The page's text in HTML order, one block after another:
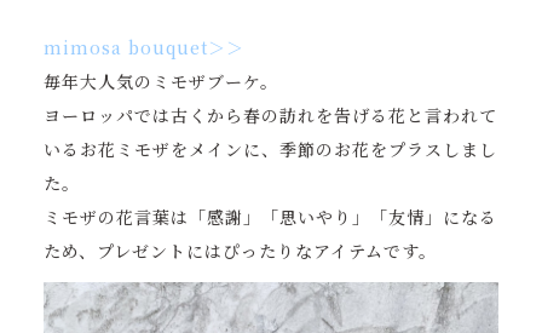
mimosa bouquet＞＞
毎年大人気のミモザブーケ。
ヨーロッパでは古くから春の訪れを告げる花と言われて
いるお花ミモザをメインに、季節のお花をプラスしまし
た。
ミモザの花言葉は 「感謝」「思いやり」「友情」になる
ため、プレゼントにはぴったりなアイテムです。